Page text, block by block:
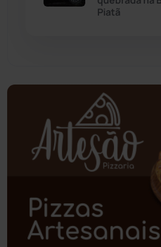
Piripá
Planalto
Poções
Polícia Militar
Piatã